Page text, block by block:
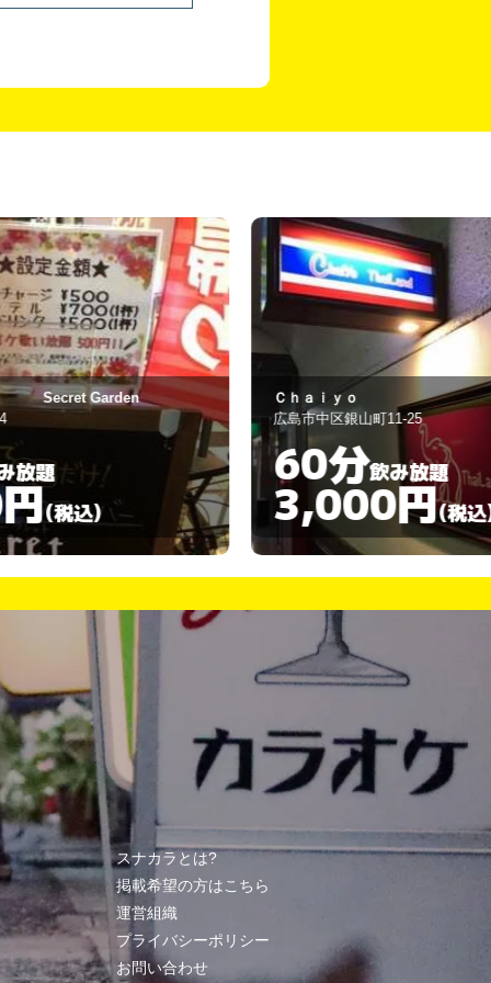
ａｉｙｏ
市中区銀山町11-25
分 飲み放題
円 (税込)
広島市中区薬研
60分
スナカラとは?
掲載希望の方はこちら
運営組織
プライバシーポリシー
お問い合わせ